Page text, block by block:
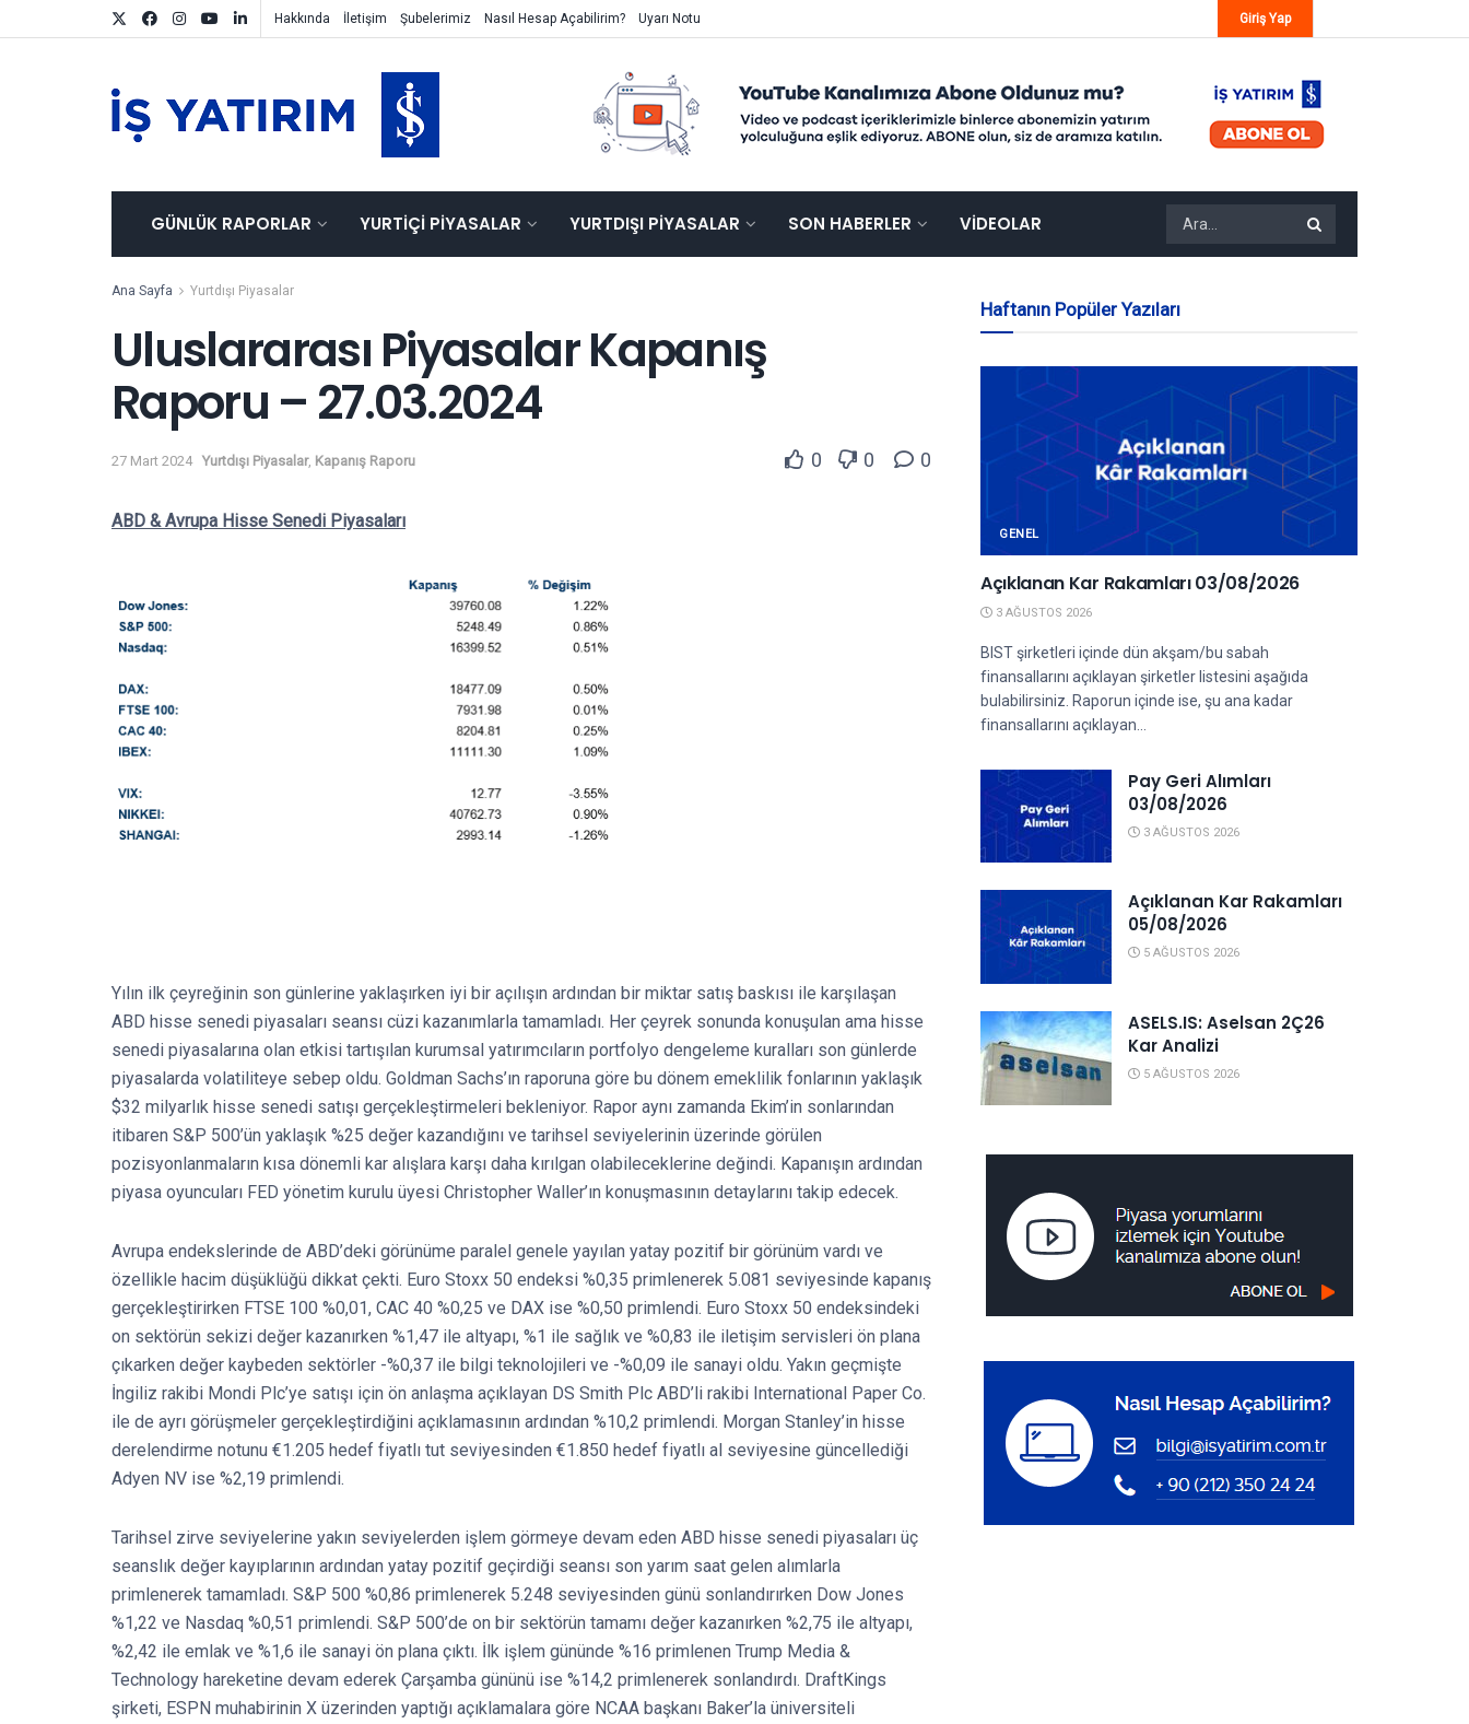
Hakkında İletişim Şubelerimiz Nasıl Hesap Açabilirim? Uyarı Notu Giriş Yap
GÜNLÜK RAPORLAR YURTIÇI PIYASALAR YURTDIŞI PIYASALAR SON HABERLER VIDEOLAR
Ana Sayfa Yurtdışı Piyasalar
Uluslararası Piyasalar Kapanış
Raporu – 27.03.2024
27 Mart 2024 Yurtdışı Piyasalar, Kapanış Raporu 0 0 0
ABD & Avrupa Hisse Senedi Piyasaları
Yılın ilk çeyreğinin son günlerine yaklaşırken iyi bir açılışın ardından bir miktar satış baskısı ile karşılaşan
ABD hisse senedi piyasaları seansı cüzi kazanımlarla tamamladı. Her çeyrek sonunda konuşulan ama hisse
senedi piyasalarına olan etkisi tartışılan kurumsal yatırımcıların portfolyo dengeleme kuralları son günlerde
piyasalarda volatiliteye sebep oldu. Goldman Sachs’ın raporuna göre bu dönem emeklilik fonlarının yaklaşık
$32 milyarlık hisse senedi satışı gerçekleştirmeleri bekleniyor. Rapor aynı zamanda Ekim’in sonlarından
itibaren S&P 500’ün yaklaşık %25 değer kazandığını ve tarihsel seviyelerinin üzerinde görülen
pozisyonlanmaların kısa dönemli kar alışlara karşı daha kırılgan olabileceklerine değindi. Kapanışın ardından
piyasa oyuncuları FED yönetim kurulu üyesi Christopher Waller’ın konuşmasının detaylarını takip edecek.
Avrupa endekslerinde de ABD’deki görünüme paralel genele yayılan yatay pozitif bir görünüm vardı ve
özellikle hacim düşüklüğü dikkat çekti. Euro Stoxx 50 endeksi %0,35 primlenerek 5.081 seviyesinde kapanış
gerçekleştirirken FTSE 100 %0,01, CAC 40 %0,25 ve DAX ise %0,50 primlendi. Euro Stoxx 50 endeksindeki
on sektörün sekizi değer kazanırken %1,47 ile altyapı, %1 ile sağlık ve %0,83 ile iletişim servisleri ön plana
çıkarken değer kaybeden sektörler -%0,37 ile bilgi teknolojileri ve -%0,09 ile sanayi oldu. Yakın geçmişte
İngiliz rakibi Mondi Plc’ye satışı için ön anlaşma açıklayan DS Smith Plc ABD’li rakibi International Paper Co.
ile de ayrı görüşmeler gerçekleştirdiğini açıklamasının ardından %10,2 primlendi. Morgan Stanley’in hisse
derelendirme notunu €1.205 hedef fiyatlı tut seviyesinden €1.850 hedef fiyatlı al seviyesine güncellediği
Adyen NV ise %2,19 primlendi.
Tarihsel zirve seviyelerine yakın seviyelerden işlem görmeye devam eden ABD hisse senedi piyasaları üç
seanslık değer kayıplarının ardından yatay pozitif geçirdiği seansı son yarım saat gelen alımlarla
primlenerek tamamladı. S&P 500 %0,86 primlenerek 5.248 seviyesinden günü sonlandırırken Dow Jones
%1,22 ve Nasdaq %0,51 primlendi. S&P 500’de on bir sektörün tamamı değer kazanırken %2,75 ile altyapı,
%2,42 ile emlak ve %1,6 ile sanayi ön plana çıktı. İlk işlem gününde %16 primlenen Trump Media &
Technology hareketine devam ederek Çarşamba gününü ise %14,2 primlenerek sonlandırdı. DraftKings
şirketi, ESPN muhabirinin X üzerinden yaptığı açıklamalara göre NCAA başkanı Baker’la üniversiteli
Haftanın Popüler Yazıları
GENEL
Açıklanan Kar Rakamları 03/08/2026
3 AĞUSTOS 2026
BIST şirketleri içinde dün akşam/bu sabah
finansallarını açıklayan şirketler listesini aşağıda
bulabilirsiniz. Raporun içinde ise, şu ana kadar
finansallarını açıklayan...
Pay Geri Alımları
03/08/2026
3 AĞUSTOS 2026
Açıklanan Kar Rakamları
05/08/2026
5 AĞUSTOS 2026
ASELS.IS: Aselsan 2Ç26
Kar Analizi
5 AĞUSTOS 2026